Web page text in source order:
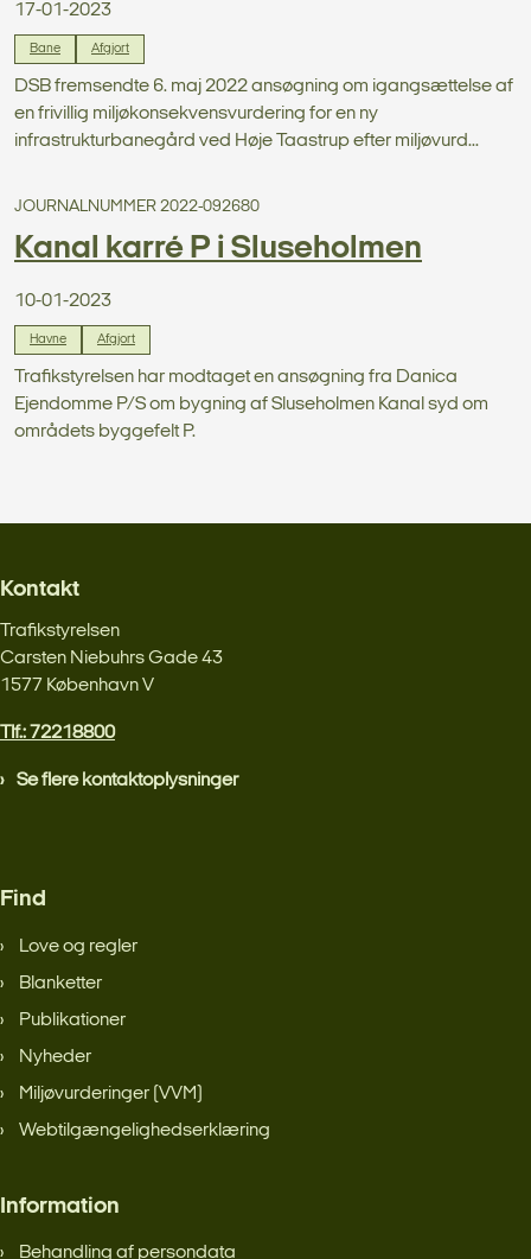
17-01-2023
Bane Afgjort
DSB fremsendte 6. maj 2022 ansøgning om igangsættelse af
en frivillig miljøkonsekvensvurdering for en ny
infrastrukturbanegård ved Høje Taastrup efter miljøvurd...
JOURNALNUMMER 2022-092680
Kanal karré P i Sluseholmen
10-01-2023
Havne Afgjort
Trafikstyrelsen har modtaget en ansøgning fra Danica
Ejendomme P/S om bygning af Sluseholmen Kanal syd om
områdets byggefelt P.
Kontakt
Trafikstyrelsen
Carsten Niebuhrs Gade 43
1577 København V
Tlf.: 72218800
Se flere kontaktoplysninger
Find
Love og regler
Blanketter
Publikationer
Nyheder
Miljøvurderinger (VVM)
Webtilgængelighedserklæring
Information
Behandling af persondata